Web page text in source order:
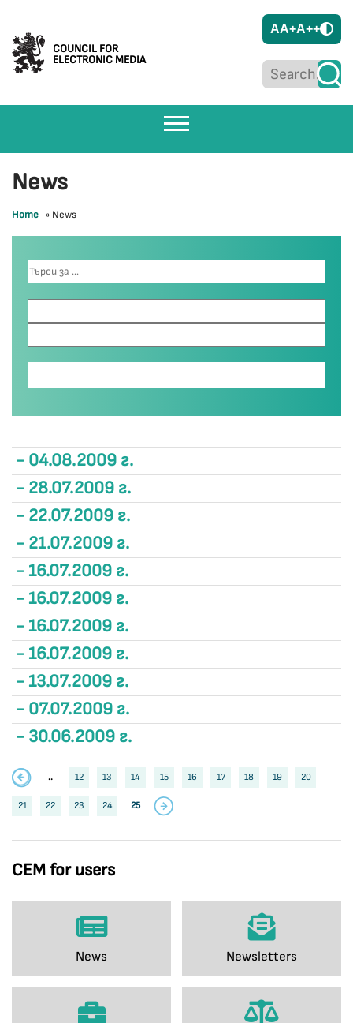
COUNCIL FOR
ELECTRONIC MEDIA
AA+A++
CEM for users
News Newsletters
News
Home » News
- 04.08.2009 г.
- 28.07.2009 г.
- 22.07.2009 г.
- 21.07.2009 г.
- 16.07.2009 г.
- 16.07.2009 г.
- 16.07.2009 г.
- 16.07.2009 г.
- 13.07.2009 г.
- 07.07.2009 г.
- 30.06.2009 г.
.. 12 13 14 15 16 17 18 19 20
21 22 23 24 25